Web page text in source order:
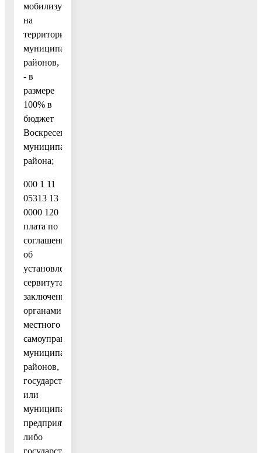
мобилизуемые
на
территориях
муниципальных
районов,
- в
размере
100% в
бюджет
Воскресенского
муниципального
района;
000 1 11
05313 13
0000 120
плата по
соглашениям
об
установлении
сервитута,
заключенным
органами
местного
самоуправления
муниципальных
районов,
государственными
или
муниципальными
предприятиями
либо
государственными